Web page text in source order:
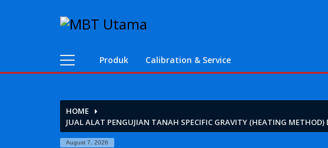
Contact Us
Jl. Raya Caringin No. 391 Kab. Bandung
Fax : 022 686 8016
Produk Calibration & Service
HOME
JUAL ALAT PENGUJIAN TANAH SPECIFIC GRAVITY (HEATING METHOD)
August 7, 2026